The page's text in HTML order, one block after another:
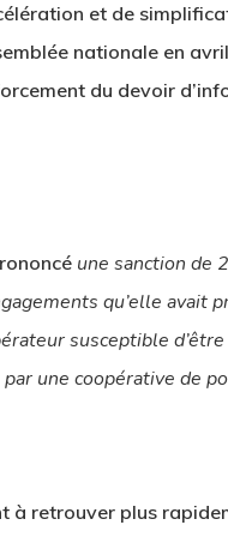
et de
nationale en
du devoir
une sanction de
qu’elle avait
susceptible
une coopérative de
à retrouver plus